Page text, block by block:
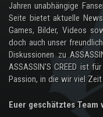
Jahren unabhängige
Seite bietet aktuelle
Games, Bilder, Videos
doch auch unser
Diskussionen zu
ASSASSIN'S CREED ist
Passion, in die wir viel
Euer geschätztes Team